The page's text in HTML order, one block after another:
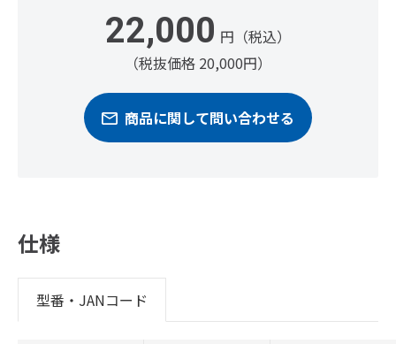
22,000 円（税込）
（税抜価格 20,000円）
商品に関して問い合わせる
仕様
型番・JANコード